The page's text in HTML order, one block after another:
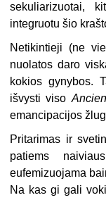
sekuliarizuotai,
integruotu šio
Netikintieji (ne
nuolatos daro
kokios gynybos.
išvysti viso
emancipacijos
Pritarimas ir
patiems
eufemizuojama
Na kas gi gali